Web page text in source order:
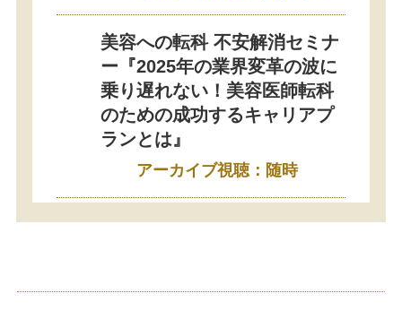
美容への転科 不安解消セミナ
ー『2025年の業界変革の波に
乗り遅れない！美容医師転科
のための成功するキャリアプ
ランとは』
アーカイブ視聴：随時